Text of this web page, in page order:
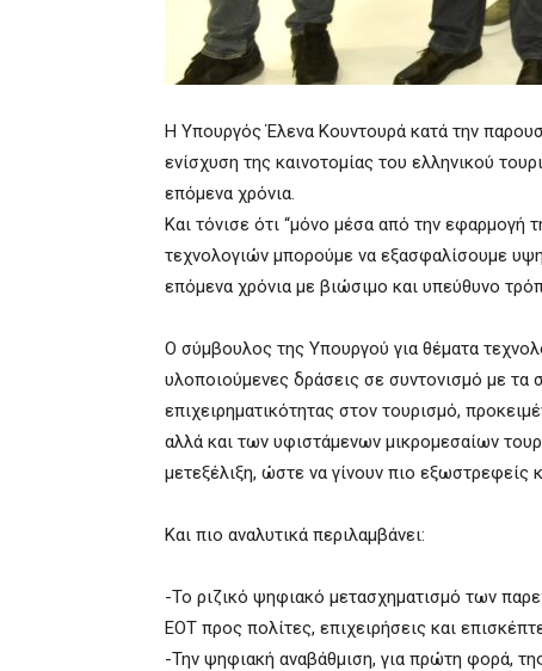
Η Υπουργός Έλενα Κουντουρά κατά την
ενίσχυση της καινοτομίας του ελληνικού
επόμενα χρόνια.
Και τόνισε ότι “μόνο μέσα από την εφαρμογή
τεχνολογιών μπορούμε να εξασφαλίσουμε
επόμενα χρόνια με βιώσιμο και υπεύθυνο
Ο σύμβουλος της Υπουργού για θέματα
υλοποιούμενες δράσεις σε συντονισμό με τα
επιχειρηματικότητας στον τουρισμό,
αλλά και των υφιστάμενων μικρομεσαίων
μετεξέλιξη, ώστε να γίνουν πιο εξωστρεφείς
Και πιο αναλυτικά περιλαμβάνει:
-Το ριζικό ψηφιακό μετασχηματισμό των
ΕΟΤ προς πολίτες, επιχειρήσεις και
-Την ψηφιακή αναβάθμιση, για πρώτη φορά,